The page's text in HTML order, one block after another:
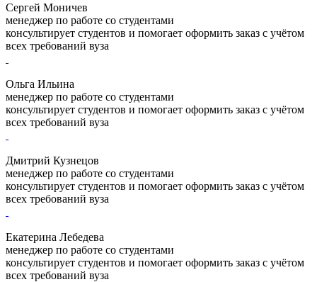
Сергей Моничев
менеджер по работе со студентами
консультирует студентов и помогает оформить заказ с учётом
всех требований вуза
Ольга Ильина
менеджер по работе со студентами
консультирует студентов и помогает оформить заказ с учётом
всех требований вуза
Дмитрий Кузнецов
менеджер по работе со студентами
консультирует студентов и помогает оформить заказ с учётом
всех требований вуза
Екатерина Лебедева
менеджер по работе со студентами
консультирует студентов и помогает оформить заказ с учётом
всех требований вуза